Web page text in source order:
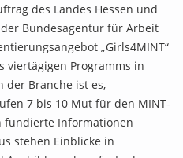
des Landes Hessen und
Bundesagentur für Arbeit
„Girls4MINT“
viertägigen Programms in
der Branche ist es,
7 bis 10 Mut für den MINT-
fundierte Informationen
stehen Einblicke in